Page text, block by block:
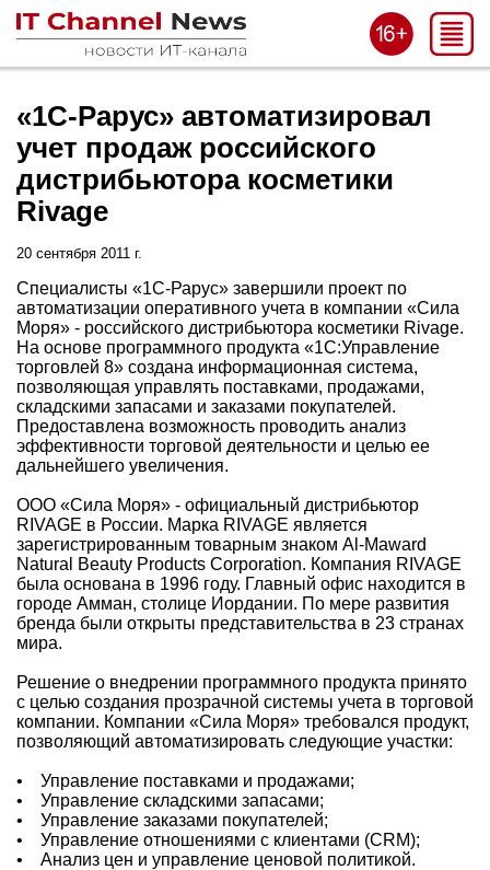
«1С-Рарус» автоматизировал
учет продаж российского
дистрибьютора косметики
Rivage
20 сентября 2011 г.
Специалисты «1С-Рарус» завершили проект по
автоматизации оперативного учета в компании «Сила
Моря» - российского дистрибьютора косметики Rivage.
На основе программного продукта «1С:Управление
торговлей 8» создана информационная система,
позволяющая управлять поставками, продажами,
складскими запасами и заказами покупателей.
Предоставлена возможность проводить анализ
эффективности торговой деятельности и целью ее
дальнейшего увеличения.
ООО «Сила Моря» - официальный дистрибьютор
RIVAGE в России. Марка RIVAGE является
зарегистрированным товарным знаком Al-Maward
Natural Beauty Products Corporation. Компания RIVAGE
была основана в 1996 году. Главный офис находится в
городе Амман, столице Иордании. По мере развития
бренда были открыты представительства в 23 странах
мира.
Решение о внедрении программного продукта принято
с целью создания прозрачной системы учета в торговой
компании. Компании «Сила Моря» требовался продукт,
позволяющий автоматизировать следующие участки:
• Управление поставками и продажами;
• Управление складскими запасами;
• Управление заказами покупателей;
• Управление отношениями с клиентами (CRM);
• Анализ цен и управление ценовой политикой.